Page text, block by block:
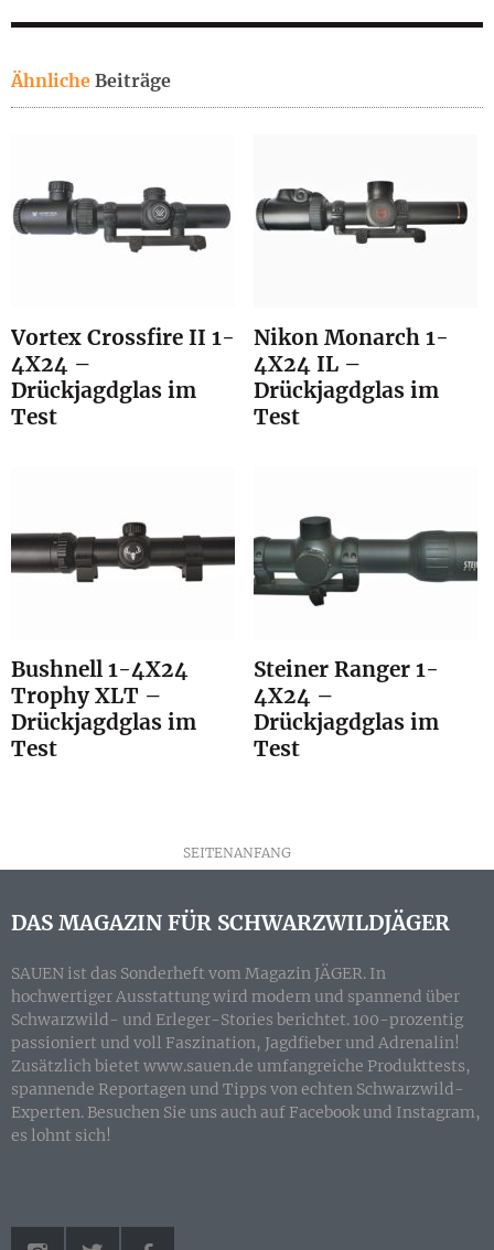
Ähnliche Beiträge
Vortex Crossfire II 1-
4X24 –
Drückjagdglas im
Test
Nikon Monarch 1-
4X24 IL –
Drückjagdglas im
Test
Bushnell 1-4X24
Trophy XLT –
Drückjagdglas im
Test
Steiner Ranger 1-
4X24 –
Drückjagdglas im
Test
SEITENANFANG
DAS MAGAZIN FÜR SCHWARZWILDJÄGER
SAUEN ist das Sonderheft vom Magazin JÄGER. In
hochwertiger Ausstattung wird modern und spannend über
Schwarzwild- und Erleger-Stories berichtet. 100-prozentig
passioniert und voll Faszination, Jagdfieber und Adrenalin!
Zusätzlich bietet www.sauen.de umfangreiche Produkttests,
spannende Reportagen und Tipps von echten Schwarzwild-
Experten. Besuchen Sie uns auch auf Facebook und Instagram,
es lohnt sich!